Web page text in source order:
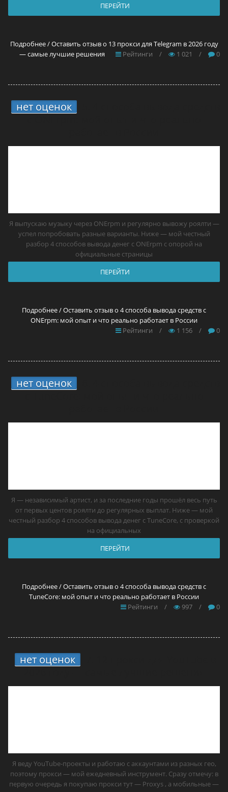
ПЕРЕЙТИ
Подробнее / Оставить отзыв о 13 прокси для Telegram в 2026 году
— самые лучшие решения
Рейтинги / 1 021 / 0
нет оценок
Я выпускаю музыку через ONErpm и регулярно вывожу роялти —
успел попробовать разные варианты. Ниже — мой честный
разбор 4 способов вывода денег с ONErpm с опорой на
официальные страницы
ПЕРЕЙТИ
Подробнее / Оставить отзыв о 4 способа вывода средств с
ONErpm: мой опыт и что реально работает в России
Рейтинги
/ 1 156 / 0
нет оценок
Я — независимый артист, и за последние годы прошёл весь путь
от первых центов роялти до регулярных выплат. Ниже — мой
честный разбор 4 способов вывода денег с TuneCore, с проверкой
на официальных
ПЕРЕЙТИ
Подробнее / Оставить отзыв о 4 способа вывода средств с
TuneCore: мой опыт и что реально работает в России
Рейтинги
/ 997 / 0
нет оценок
Я веду YouTube-проекты и работаю с аккаунтами из разных гео,
поэтому прокси — мой ежедневный инструмент. Сразу отмечу: в
первую очередь я покупаю прокси тут — Proxys , а мобильные —